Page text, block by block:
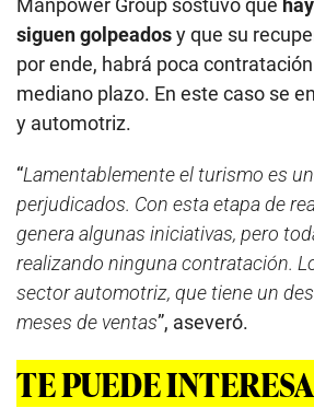
Manpower Group sostuvo que
siguen golpeadosy que su
por ende, habrá poca
mediano plazo. En este caso se
y automotriz.
“Lamentablemente el turismo es
perjudicados. Con esta etapa de
genera algunas iniciativas, pero
realizando ninguna contratación.
sector automotriz, que tiene un
meses de ventas”, aseveró.
TE PUEDE